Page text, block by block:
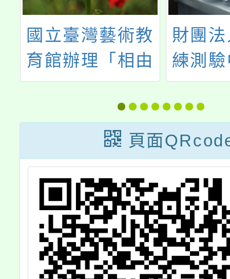
國立臺灣藝術教
育館辦理「相由
心生-影視劇場特
效化妝與道具設
計專書教師研
習」
財團
練測
民
（
度初
頁面